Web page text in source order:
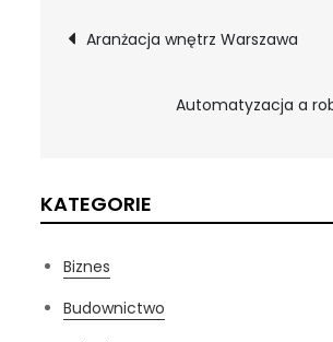
Nawigacja
wpisu
Aranżacja wnętrz Warszawa
Automatyzacja a
KATEGORIE
Biznes
Budownictwo